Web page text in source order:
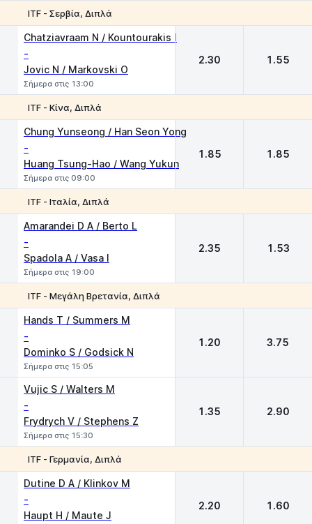
ITF - Σερβία, Διπλά
Chatziavraam N / Kountourakis I
-
Jovic N / Markovski O
Σήμερα στις 13:00
2.30 1.55
ITF - Κίνα, Διπλά
Chung Yunseong / Han Seon Yong
-
Huang Tsung-Hao / Wang Yukun
Σήμερα στις 09:00
1.85 1.85
ITF - Ιταλία, Διπλά
Amarandei D A / Berto L
-
Spadola A / Vasa I
Σήμερα στις 19:00
2.35 1.53
ITF - Μεγάλη Βρετανία, Διπλά
Hands T / Summers M
-
Dominko S / Godsick N
Σήμερα στις 15:05
1.20 3.75
Vujic S / Walters M
-
Frydrych V / Stephens Z
Σήμερα στις 15:30
1.35 2.90
ITF - Γερμανία, Διπλά
Dutine D A / Klinkov M
-
Haupt H / Maute J
2.20 1.60